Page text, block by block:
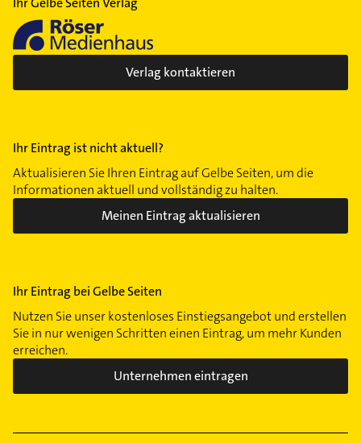
Verlag kontaktieren
Ihr Eintrag ist nicht aktuell?
Aktualisieren Sie Ihren Eintrag auf Gelbe Seiten, um die
Informationen aktuell und vollständig zu halten.
Meinen Eintrag aktualisieren
Ihr Eintrag bei Gelbe Seiten
Nutzen Sie unser kostenloses Einstiegsangebot und erstellen
Sie in nur wenigen Schritten einen Eintrag, um mehr Kunden
erreichen.
Unternehmen eintragen